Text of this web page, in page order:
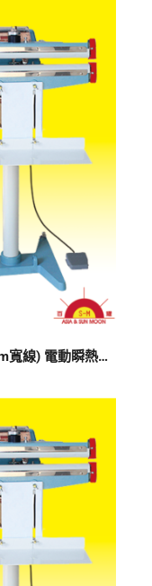
SPF-3010A2 (30公分長 10mm/5mm寬線) 電動瞬熱式上下加熱封口機